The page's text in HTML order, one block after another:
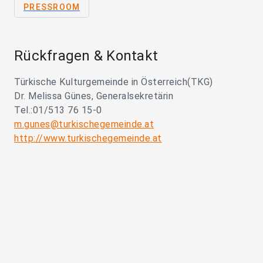
PRESSROOM
Rückfragen & Kontakt
Türkische Kulturgemeinde in Österreich(TKG)
Dr. Melissa Günes, Generalsekretärin
Tel.:01/513 76 15-0
m.gunes@turkischegemeinde.at
http://www.turkischegemeinde.at